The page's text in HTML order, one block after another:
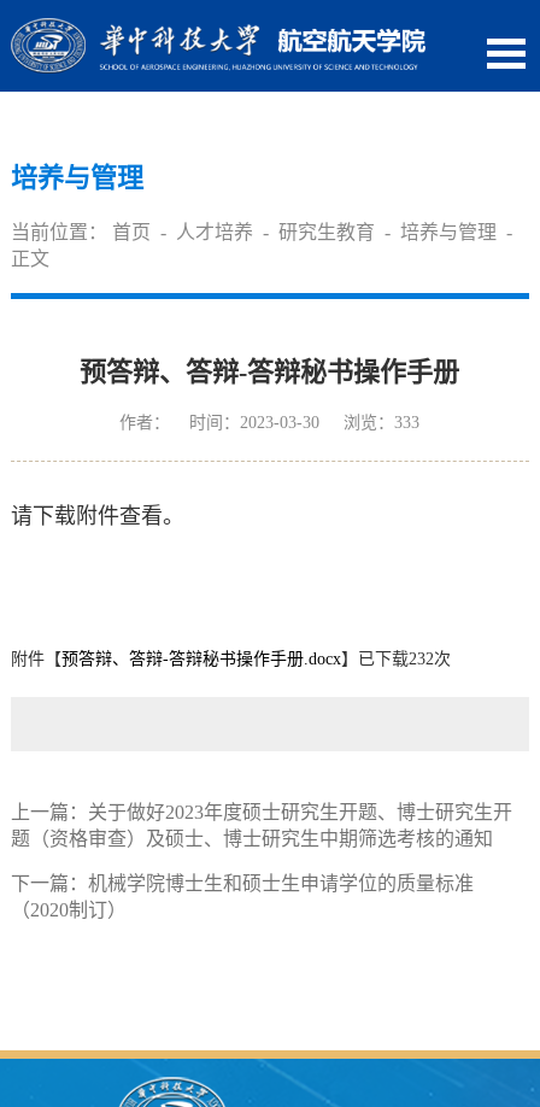
培养与管理
当前位置： 首页 - 人才培养 - 研究生教育 - 培养与管理 -
正文
预答辩、答辩-答辩秘书操作手册
作者： 时间：2023-03-30 浏览：333
请下载附件查看。
附件【预答辩、答辩-答辩秘书操作手册.docx】已下载232次
上一篇： 关于做好2023年度硕士研究生开题、博士研究生开
题（资格审查）及硕士、博士研究生中期筛选考核的通知
下一篇： 机械学院博士生和硕士生申请学位的质量标准
（2020制订）